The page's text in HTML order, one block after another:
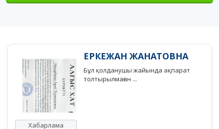
Хабарлама
ЕРКЕЖАН ЖАНАТОВНА
Бұл қолданушы жайында ақпарат
толтырылмаған ...